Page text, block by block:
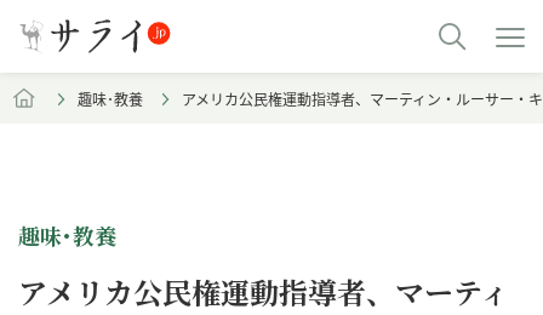
趣味･教養 アメリカ公民権運動指導者、マーティン・ルーサー・
趣味･教養
アメリカ公民権運動指導者、マーティ